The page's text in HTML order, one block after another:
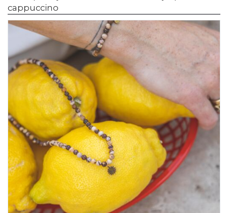
cappuccino